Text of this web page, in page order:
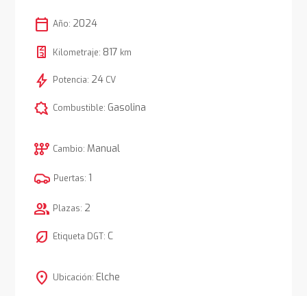
calendar_today Año: 2024
Kilometraje: 817 km
bolt Potencia: 24CV
comic_bubble Combustible: Gasolina
auto_transmission Cambio: Manual
Puertas: 1
group Plazas: 2
nest_eco_leaf Etiqueta DGT: C
location_on Ubicación: Elche